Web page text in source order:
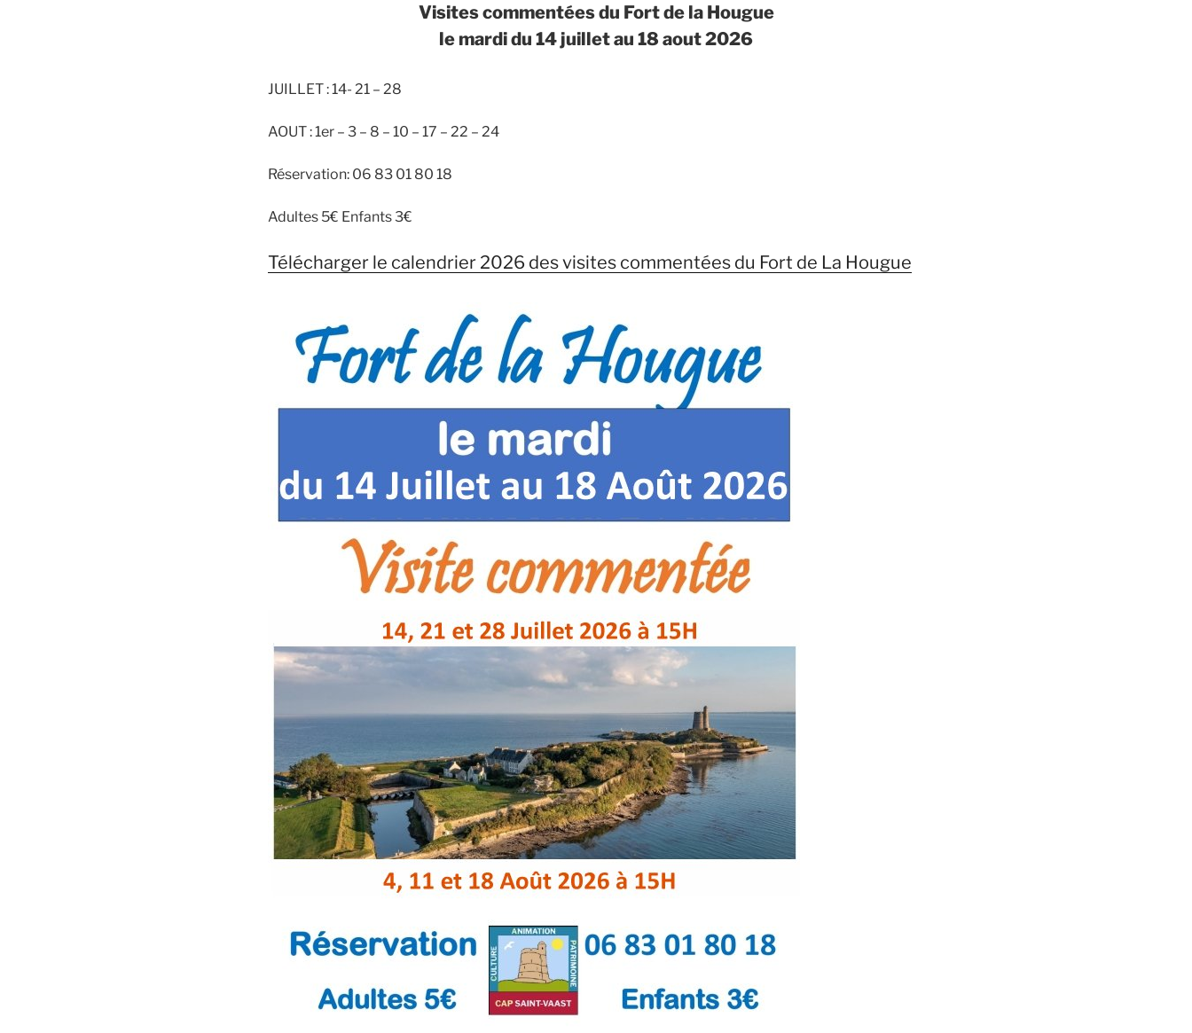
Visites commentées du Fort de la Hougue
le mardi du 14 juillet au 18 aout 2026
JUILLET : 14- 21 – 28
AOUT : 1er – 3 – 8 – 10 – 17 – 22 – 24
Réservation: 06 83 01 80 18
Adultes 5€ Enfants 3€
Télécharger le calendrier 2026 des visites commentées du Fort de La Hougue